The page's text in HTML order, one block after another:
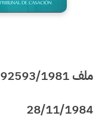
ملف 92593/1981
28/11/1984